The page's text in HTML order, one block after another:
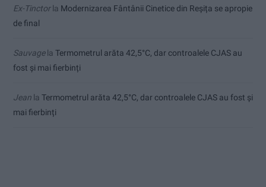
Ex-Tinctorla Modernizarea Fântânii Cinetice din Reșița se apropie
de final
Sauvagela Termometrul arăta 42,5°C, dar controalele CJAS au
fost și mai fierbinți
Jean la Termometrul arăta 42,5°C, dar controalele CJAS au fost și
mai fierbinți